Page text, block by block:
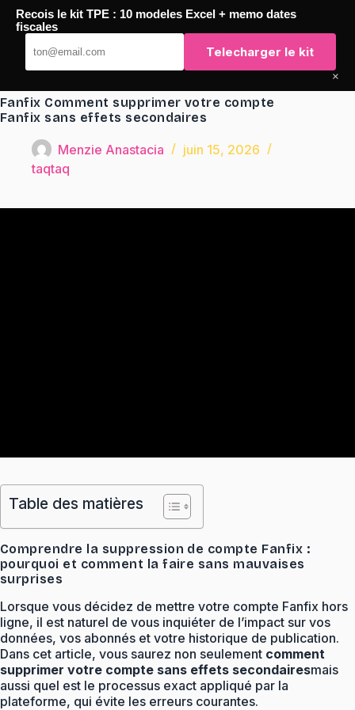
Passer
contenu
TaqTaq
Fanfix Comment supprimer votre compte
Fanfix sans effets secondaires
Menzie Anastacia
juin 15, 2026
taqtaq
Table des matières
Comprendre la suppression de compte Fanfix :
pourquoi et comment la faire sans mauvaises
surprises
Lorsque vous décidez de mettre votre compte Fanfix hors
ligne, il est naturel de vous inquiéter de l’impact sur vos
données, vos abonnés et votre historique de publication.
Dans cet article, vous saurez non seulement comment
supprimer votre compte sans effets secondairesmais
aussi quel est le processus exact appliqué par la
plateforme, qui évite les erreurs courantes.
Recois le kit TPE : 10 modeles Excel + memo dates
fiscales
Telecharger le kit
×